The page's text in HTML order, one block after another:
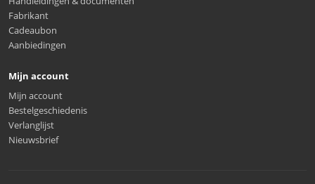
Fabrikant
Cadeaubon
Aanbiedingen
Mijn account
Mijn account
Bestelgeschiedenis
Verlanglijst
Nieuwsbrief